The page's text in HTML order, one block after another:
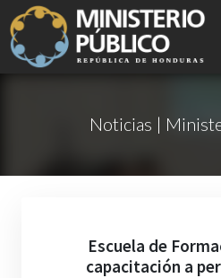
Noticias |
Escuela de
capacitación a